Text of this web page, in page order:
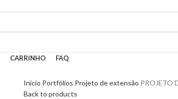
CARRINHO FAQ
Início Portfólios Projeto de extensão PROJETO
Back to products